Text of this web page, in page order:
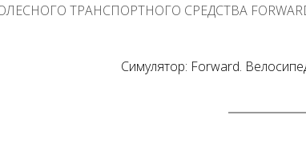
ТРАНСПОРТНОГО СРЕДСТВА
Симулятор: Forward.